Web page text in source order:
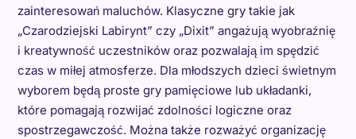
zainteresowań maluchów. Klasyczne gry takie jak
„Czarodziejski Labirynt” czy „Dixit” angażują wyobraźnię
i kreatywność uczestników oraz pozwalają im spędzić
czas w miłej atmosferze. Dla młodszych dzieci świetnym
wyborem będą proste gry pamięciowe lub układanki,
które pomagają rozwijać zdolności logiczne oraz
spostrzegawczość. Można także rozważyć organizację